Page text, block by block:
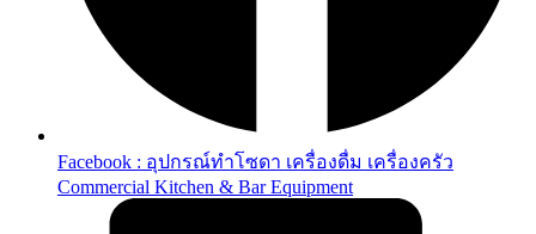
Facebook : อุปกรณ์ทำโซดา เครื่องดื่ม เครื่องครัว
Commercial Kitchen & Bar Equipment